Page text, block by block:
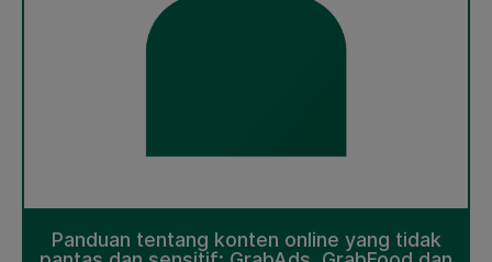
Panduan tentang konten online yang tidak